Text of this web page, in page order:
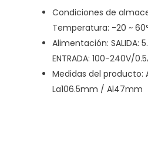
Condiciones de
Temperatura: -20 ~
Alimentación: SALIDA:
ENTRADA: 100-240V/
Medidas del producto:
La106.5mm / Al47mm